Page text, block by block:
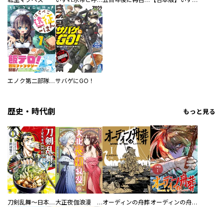
エノク第二部隊のはらぺこ遠征ごはんサバゲにGO！
歴史・時代劇 もっと見る
刀剣乱舞～日本号つれづれ酒～ 大正夜伽浪漫 －金曜日の花嫁—オーディンの舟葬 オーディンの舟葬 分冊版